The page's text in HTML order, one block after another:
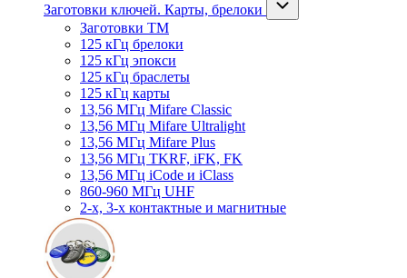
Заготовки ключей. Карты, брелоки
Заготовки ТМ
125 кГц брелоки
125 кГц эпокси
125 кГц браслеты
125 кГц карты
13,56 МГц Mifare Classic
13,56 МГц Mifare Ultralight
13,56 МГц Mifare Plus
13,56 МГц TKRF, iFK, FK
13,56 МГц iCode и iClass
860-960 МГц UHF
2-х, 3-х контактные и магнитные